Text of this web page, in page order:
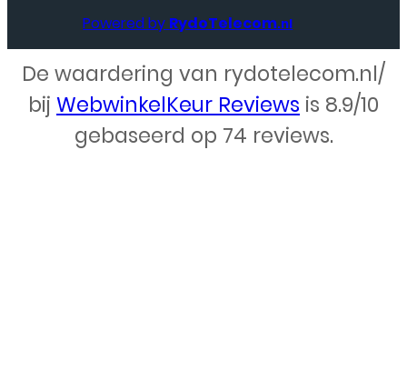
Webdesign – Rydo Telecom
Powered by RydoTelecom.nl
De waardering van rydotelecom.nl/
bij WebwinkelKeur Reviews is 8.9/10
gebaseerd op 74 reviews.